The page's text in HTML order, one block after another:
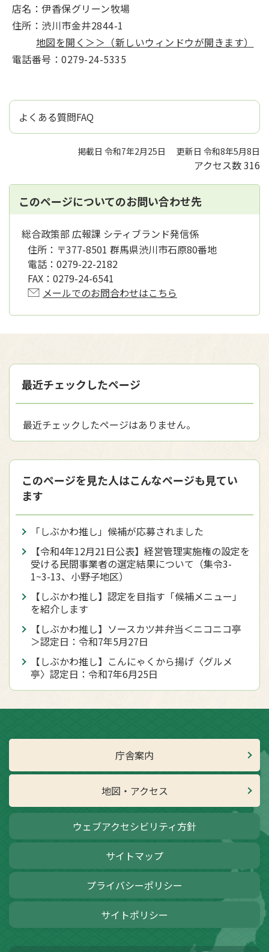
店名：伊⾹保グリーン牧場
住所：渋川市⾦井2844-1
地図を開く＞＞（新しいウィンドウが開きます）
電話番号：0279-24-5335
よくある質問FAQ
掲載日 令和7年2月25日 更新日 令和8年5月8日
アクセス数316
このページについてのお問い合わせ先
総合政策部 広報課 シティブランド発信係
住所： 〒377-8501 群馬県渋川市石原80番地
電話： 0279-22-2182
FAX： 0279-24-6541
メールでのお問合わせはこちら
最近チェックしたページ
最近チェックしたページはありません。
このページを見た人はこんなページも見てい
ます
「しぶかわ推し」候補が応募されました
【令和4年12月21日公表】経営管理実施権の設定を
受ける民間事業者の選定結果について（集令3-
1~3-13、小野子地区）
【しぶかわ推し】認定を目指す「候補メニュー」
を紹介します
【しぶかわ推し】ソースカツ丼弁当＜ニコニコ亭
＞認定日：令和7年5月27日
【しぶかわ推し】こんにゃくから揚げ〈グルメ
亭〉認定日：令和7年6月25日
庁舎案内
地図・アクセス
ウェブアクセシビリティ方針
サイトマップ
プライバシーポリシー
サイトポリシー